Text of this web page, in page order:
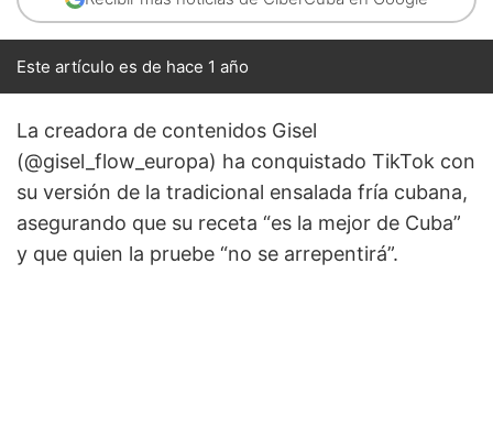
Este artículo es de hace 1 año
La creadora de contenidos Gisel
(@gisel_flow_europa) ha conquistado TikTok con
su versión de la tradicional ensalada fría cubana,
asegurando que su receta “es la mejor de Cuba”
y que quien la pruebe “no se arrepentirá”.